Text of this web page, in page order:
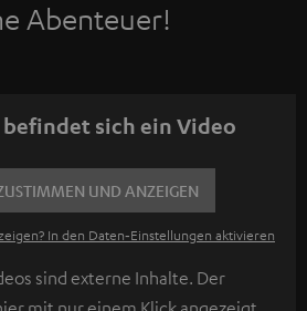
Abenteuer!
sich ein Video
UND ANZEIGEN
In den Daten‑Einstellungen aktivieren
sind externe Inhalte. Der